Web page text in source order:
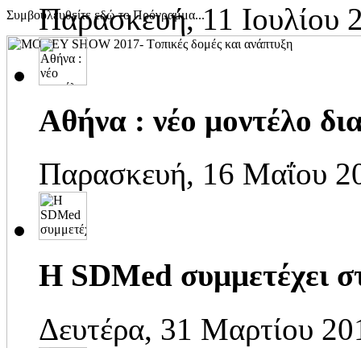
Συμβουλευθείτε εδώ το Πρόγραμμα...
Παρασκευή, 11 Ιουλίου
Αθήνα : νέο μοντέλο
Παρασκευή, 16 Μαΐου
Η SDMed συμμετέχει
Δευτέρα, 31 Μαρτίου